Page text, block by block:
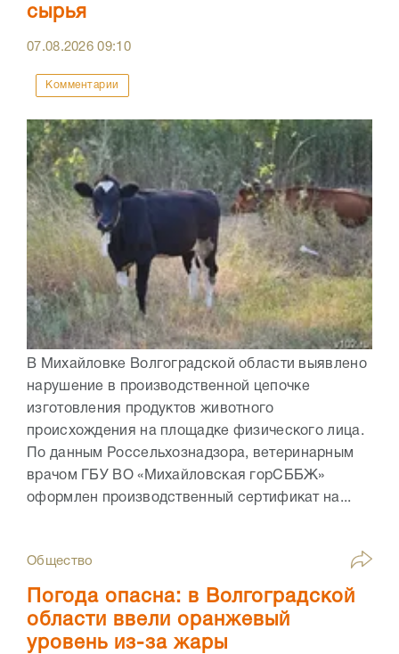
сырья
07.08.202609:10
Комментарии
В Михайловке Волгоградской области выявлено
нарушение в производственной цепочке
изготовления продуктов животного
происхождения на площадке физического лица.
По данным Россельхознадзора, ветеринарным
врачом ГБУ ВО «Михайловская горСББЖ»
оформлен производственный сертификат на...
Общество
Погода опасна: в Волгоградской
области ввели оранжевый
уровень из-за жары